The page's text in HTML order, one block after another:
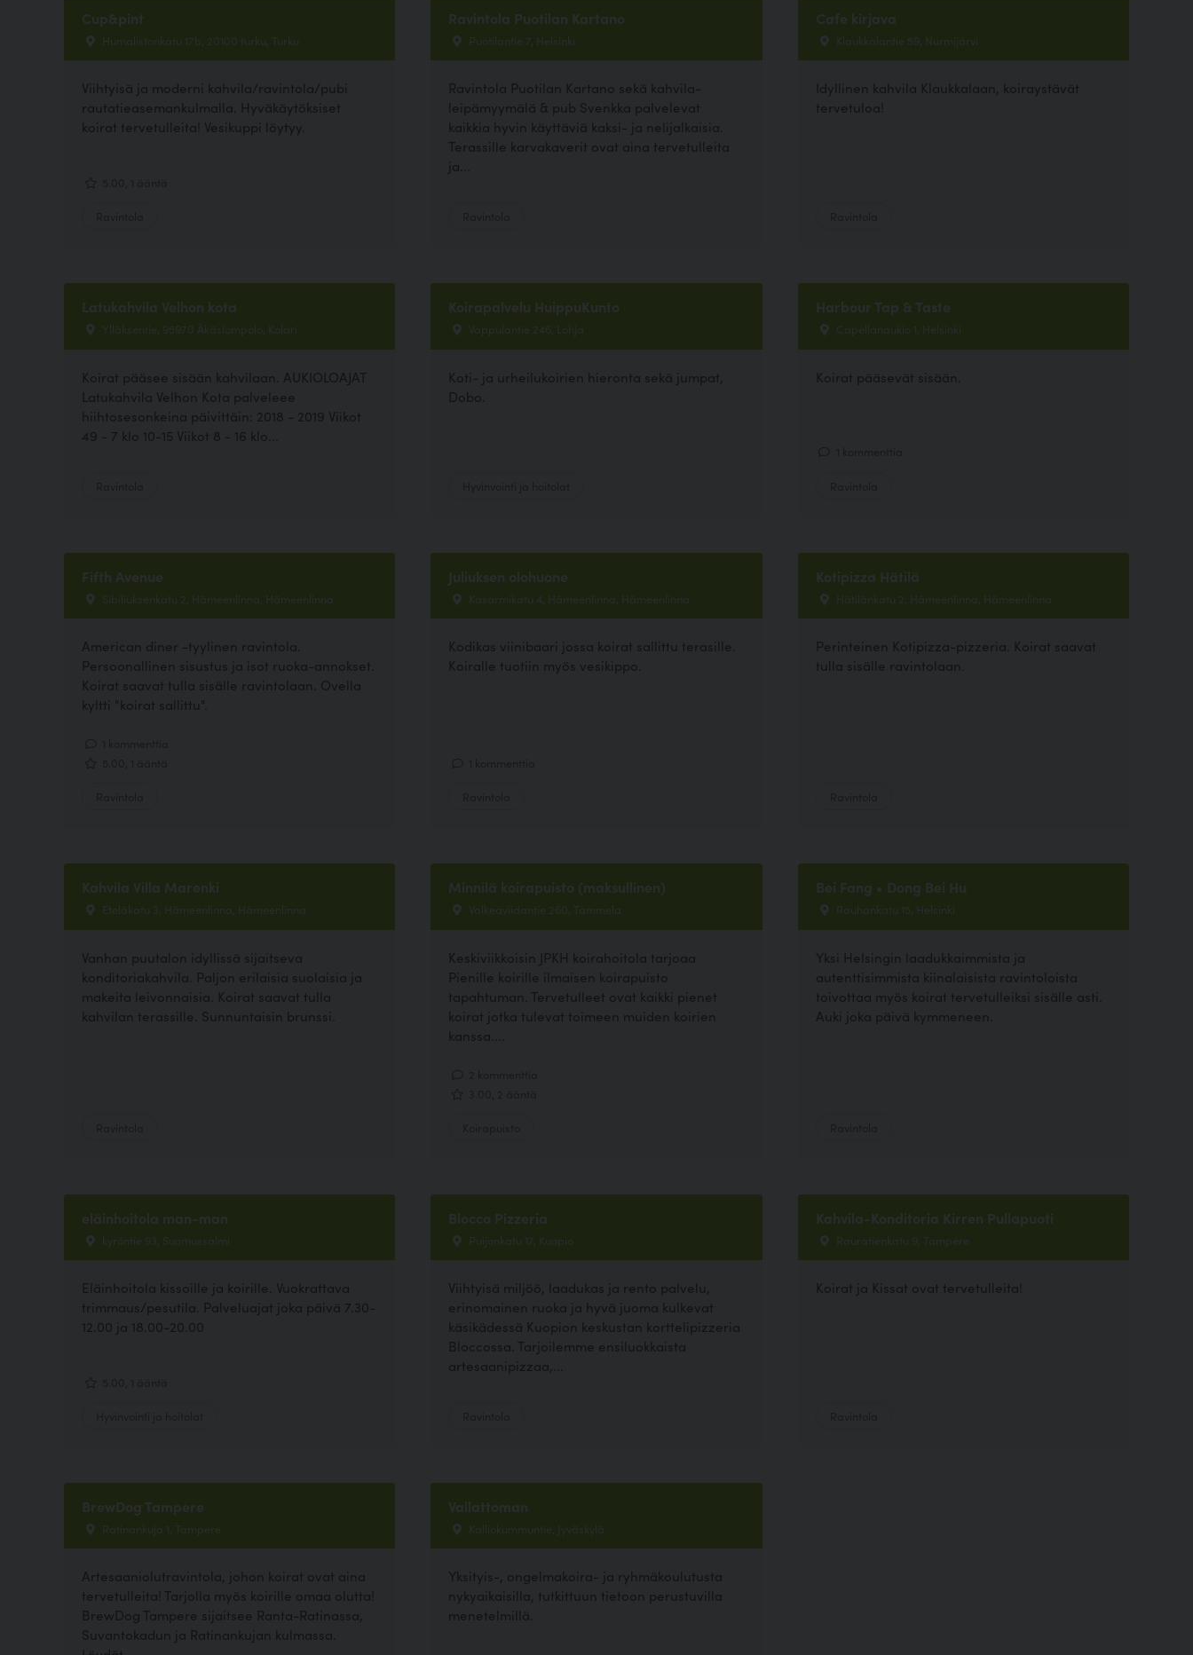
Cup&pint
Humalistonkatu 17b, 20100 turku, Turku
Viihtyisä ja moderni kahvila/ravintola/pubi
rautatieasemankulmalla. Hyväkäytöksiset
koirat tervetulleita! Vesikuppi löytyy.
Ravintola Puotilan Kartano
Puotilantie 7, Helsinki
Ravintola Puotilan Kartano sekä kahvila-
leipämyymälä & pub Svenkka palvelevat
kaikkia hyvin käyttäviä kaksi- ja nelijalkaisia.
Terassille karvakaverit ovat aina tervetulleita
ja...
Cafe kirjava
Klaukkalantie 59, Nurmijärvi
Idyllinen kahvila Klaukkalaan, koiraystävät
tervetuloa!
Latukahvila Velhon kota
Ylläksentie, 95970 Äkäslompolo, Kolari
Koirat pääsee sisään kahvilaan. AUKIOLOAJAT
Latukahvila Velhon Kota palveleee
hiihtosesonkeina päivittäin: 2018 - 2019 Viikot
49 - 7 klo 10-15 Viikot 8 - 16 klo...
Koirapalvelu HuippuKunto
Vappulantie 246, Lohja
Koti- ja urheilukoirien hieronta sekä jumpat,
Dobo.
Harbour Tap & Taste
Capellanaukio 1, Helsinki
Koirat pääsevät sisään.
Fifth Avenue
Sibiliuksenkatu 2, Hämeenlinna, Hämeenlinna
American diner -tyylinen ravintola.
Persoonallinen sisustus ja isot ruoka-annokset.
Koirat saavat tulla sisälle ravintolaan. Ovella
kyltti "koirat sallittu".
Juliuksen olohuone
Kasarmikatu 4, Hämeenlinna, Hämeenlinna
Kodikas viinibaari jossa koirat sallittu terasille.
Koiralle tuotiin myös vesikippo.
Kotipizza Hätilä
Hätilänkatu 2, Hämeenlinna, Hämeenlinna
Perinteinen Kotipizza-pizzeria. Koirat saavat
tulla sisälle ravintolaan.
Kahvila Villa Marenki
Eteläkatu 3, Hämeenlinna, Hämeenlinna
Vanhan puutalon idyllissä sijaitseva
konditoriakahvila. Paljon erilaisia suolaisia ja
makeita leivonnaisia. Koirat saavat tulla
kahvilan terassille. Sunnuntaisin brunssi.
Minnilä koirapuisto (maksullinen)
Valkeaviidantie 260, Tammela
Keskiviikkoisin JPKH koirahoitola tarjoaa
Pienille koirille ilmaisen koirapuisto
tapahtuman. Tervetulleet ovat kaikki pienet
koirat jotka tulevat toimeen muiden koirien
kanssa....
Bei Fang • Dong Bei Hu
Rauhankatu 15, Helsinki
Yksi Helsingin laadukkaimmista ja
autenttisimmista kiinalaisista ravintoloista
toivottaa myös koirat tervetulleiksi sisälle asti.
Auki joka päivä kymmeneen.
eläinhoitola man-man
kyröntie 93, Suomussalmi
Eläinhoitola kissoille ja koirille. Vuokrattava
trimmaus/pesutila. Palveluajat joka päivä 7.30-
12.00 ja 18.00-20.00
Blocco Pizzeria
Puijonkatu 17, Kuopio
Viihtyisä miljöö, laadukas ja rento palvelu,
erinomainen ruoka ja hyvä juoma kulkevat
käsikädessä Kuopion keskustan korttelipizzeria
Bloccossa. Tarjoilemme ensiluokkaista
artesaanipizzaa,...
Kahvila-Konditoria Kirren Pullapuoti
Rauratienkatu 9, Tampere
Koirat ja Kissat ovat tervetulleita!
BrewDog Tampere
Ratinankuja 1, Tampere
Artesaaniolutravintola, johon koirat ovat aina
tervetulleita! Tarjolla myös koirille omaa olutta!
BrewDog Tampere sijaitsee Ranta-Ratinassa,
Suvantokadun ja Ratinankujan kulmassa.
Vallattoman
Kalliokummuntie, Jyväskylä
Yksityis-, ongelmakoira- ja ryhmäkoulutusta
nykyaikaisilla, tutkittuun tietoon perustuvilla
menetelmillä.